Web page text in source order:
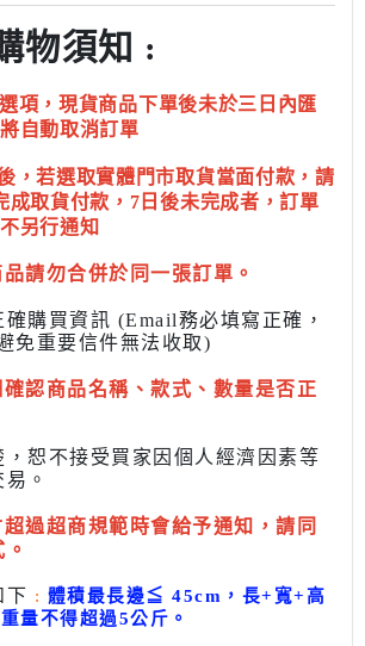
物須知 :
項，現貨商品下單後未於三日內匯
自動取消訂單
，若選取實體門市取貨當面付款，請
成取貨付款，7日後未完成者，訂單
另行通知
請勿合併於同一張訂單。
購買資訊 (Email務必填寫正確，
免重要信件無法收取)
認商品名稱、款式、數量是否正
恕不接受買家因個人經濟因素等
。
過超商規範時會給予通知，請同
下 : 體積最長邊≦ 45cm，長+寬+高
重量不得超過5公斤 。